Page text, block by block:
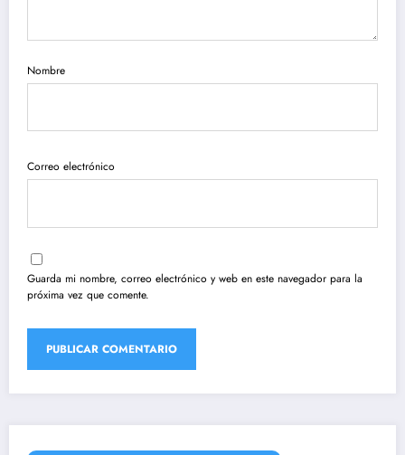
Nombre
Correo electrónico
Guarda mi nombre, correo electrónico y web en este navegador para la
próxima vez que comente.